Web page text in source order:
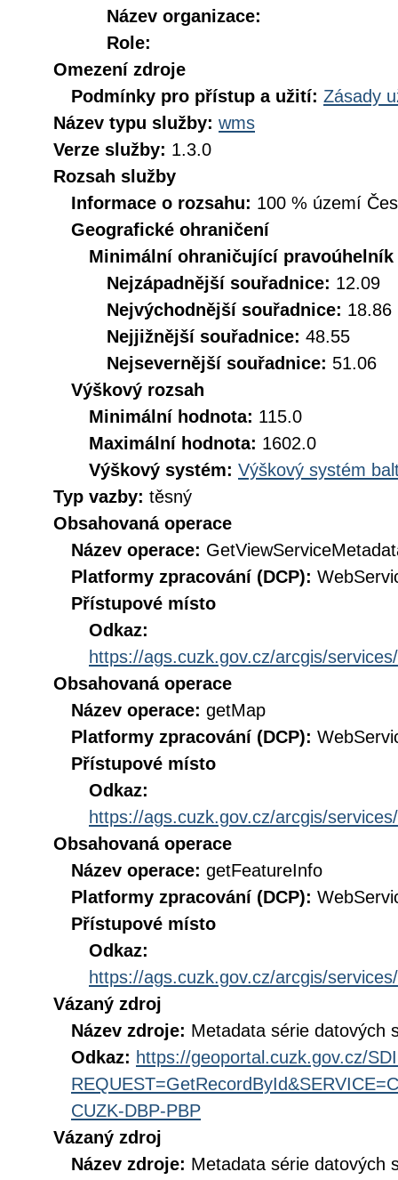
Název organizace:
Role:
Omezení zdroje
Podmínky pro přístup a užití: Zásady
Název typu služby: wms
Verze služby: 1.3.0
Rozsah služby
Informace o rozsahu: 100 % území
Geografické ohraničení
Minimální ohraničující pravoúhelník
Nejzápadnější souřadnice: 12.09
Nejvýchodnější souřadnice: 18.86
Nejjižnější souřadnice: 48.55
Nejsevernější souřadnice: 51.06
Výškový rozsah
Minimální hodnota: 115.0
Maximální hodnota: 1602.0
Výškový systém: Výškový systém
Typ vazby: těsný
Obsahovaná operace
Název operace:
Platformy zpracování (DCP):
Přístupové místo
Odkaz:
https://ags.cuzk.gov.cz/arcgis/
Obsahovaná operace
Název operace: getMap
Platformy zpracování (DCP):
Přístupové místo
Odkaz:
https://ags.cuzk.gov.cz/arcgis/
Obsahovaná operace
Název operace: getFeatureInfo
Platformy zpracování (DCP):
Přístupové místo
Odkaz:
https://ags.cuzk.gov.cz/arcgis/
Vázaný zdroj
Název zdroje: Metadata série datových
Odkaz: https://geoportal.cuzk.gov.cz/
CUZK-DBP-PBP
Vázaný zdroj
Název zdroje: Metadata série datových